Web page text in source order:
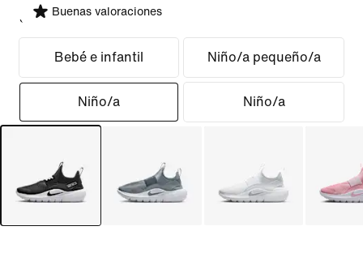
Buenas valoraciones
Seleccionar ajuste
Bebé e infantil Niño/a pequeño/a
Niño/a Niño/a